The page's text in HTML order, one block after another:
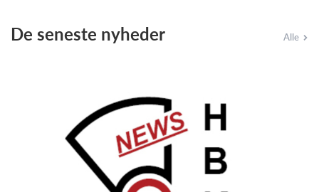
De seneste nyheder Alle